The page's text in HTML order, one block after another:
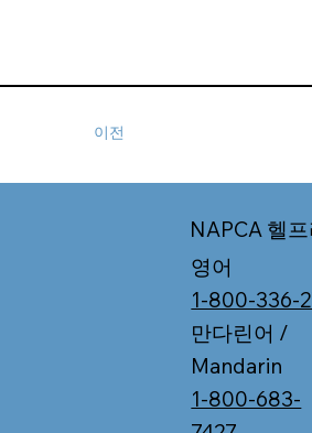
이전
NAPCA 헬
영어
1-800-336-
만다린어 /
Mandarin
1-800-683-